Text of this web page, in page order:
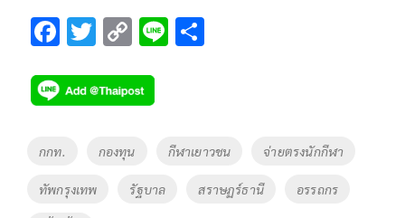
F
e
b
o
k
T
tt
er
C
p
y
Li
n
k
Li
Tags
กกท. กองทุน กีฬาเยาวชน จ่ายตรงนักกีฬา
ทัพกรุงเทพ รัฐบาล สราษฏร์ธานี อรรถกร